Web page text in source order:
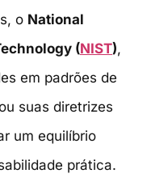
o National
(NIST),
em padrões de
suas diretrizes
um equilíbrio
prática.